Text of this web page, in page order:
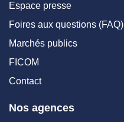
Espace presse
Foires aux questions (FAQ)
Marchés publics
FICOM
Contact
Nos agences